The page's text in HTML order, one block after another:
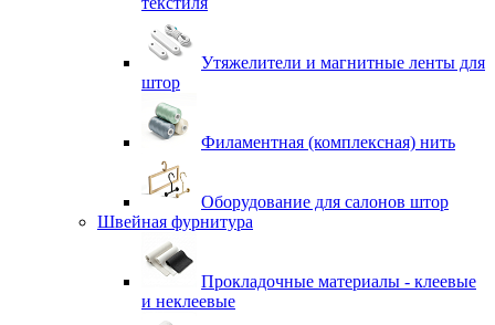
Утяжелители и магнитные ленты для
штор
Филаментная (комплексная) нить
Оборудование для салонов штор
Швейная фурнитура
Прокладочные материалы - клеевые
и неклеевые